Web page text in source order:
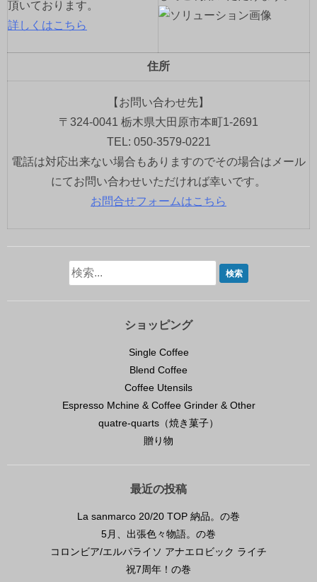
頂いております。
詳しくはこちら
住所
【お問い合わせ先】
〒324-0041 栃木県大田原市本町1-2691
TEL: 050-3579-0221
電話は対応出来ない場合もありますのでその場合はメール
にてお問い合わせいただければ幸いです。
お問合せフォームはこちら
ショッピング
Single Coffee
Blend Coffee
Coffee Utensils
Espresso Mchine & Coffee Grinder & Other
quatre-quarts（焼き菓子）
贈り物
最近の投稿
La sanmarco 20/20 TOP 納品。の巻
5月、出張色々物語。の巻
コロンビア/エルパライソ アナエロビック ライチ
祝7周年！の巻